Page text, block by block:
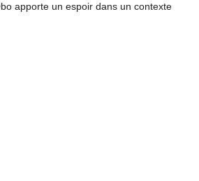
apporte un espoir dans un contexte